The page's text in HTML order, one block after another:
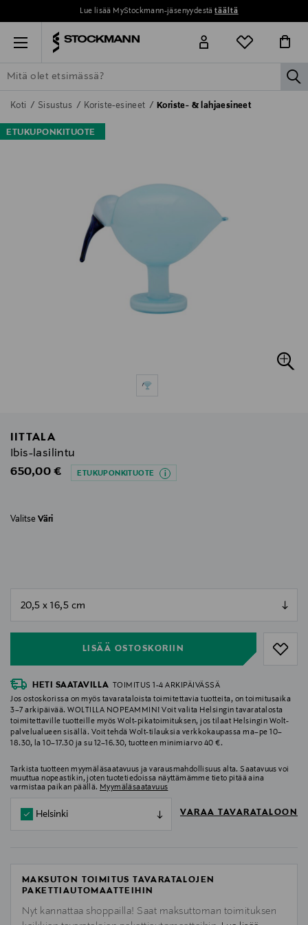
Lue lisää MyStockmann-jäsenyydestätäältä
Menu
ETSI KAIKKI NAISET MIEHET LAPSET KOTI
Koti Sisustus Koriste-esineet Koriste- & lahjaesineet
ETUKUPONKITUOTE
IITTALA
Ibis-lasilintu
Original Price
650,00 € ETUKUPONKITUOTE
Valitse Väri
LISÄÄ OSTOSKORIIN
HETI SAATAVILLA
TOIMITUS 1-4 ARKIPÄIVÄSSÄ
Jos ostoskorissa on myös tavarataloista toimitettavia tuotteita, on toimitusaika
3–7 arkipäivää. WOLTILLA NOPEAMMIN! Voit valita Helsingin tavaratalosta
toimitettaville tuotteille myös Wolt-pikatoimituksen, jos tilaat Helsingin Wolt-
palvelualueen sisällä. Voit tehdä Wolt-tilauksia verkkokaupassa ma–pe 10–
18.30, la 10–17.30 ja su 12–16.30, tuotteen minimiarvo 40 €.
Tarkista tuotteen myymäläsaatavuus ja varausmahdollisuus alta. Saatavuus voi
muuttua nopeastikin, joten tuotetiedoissa näyttämämme tieto pitää aina
varmistaa paikan päällä. Myymäläsaatavuus
Helsinki VARAA TAVARATALOON
MAKSUTON TOIMITUS TAVARATALOJEN
PAKETTIAUTOMAATTEIHIN
Nyt kannattaa shoppailla! Saat maksuttoman toimituksen